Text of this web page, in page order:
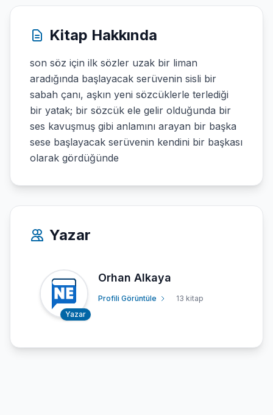
Kitap Hakkında
son söz için ilk sözler uzak bir liman
aradığında başlayacak serüvenin sisli bir
sabah çanı, aşkın yeni sözcüklerle terlediği
bir yatak; bir sözcük ele gelir olduğunda bir
ses kavuşmuş gibi anlamını arayan bir başka
sese başlayacak serüvenin kendini bir başkası
olarak gördüğünde
Yazar
Yazar
Orhan Alkaya
Profili Görüntüle 13 kitap